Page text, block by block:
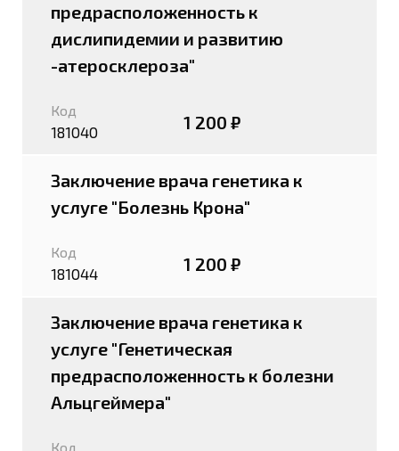
предрасположенность к
дислипидемии и развитию
-атеросклероза"
Код
181040 1 200 ₽
Заключение врача генетика к
услуге "Болезнь Крона"
Код
181044 1 200 ₽
Заключение врача генетика к
услуге "Генетическая
предрасположенность к болезни
Альцгеймера"
Код